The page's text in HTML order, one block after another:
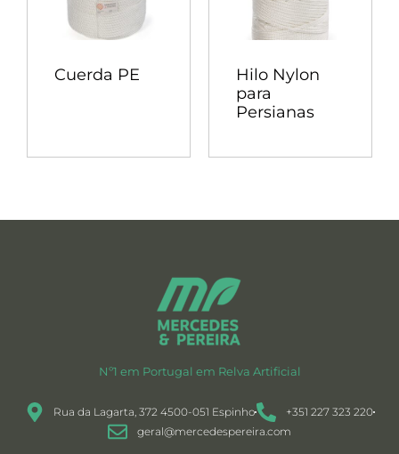
Cuerda PE
Hilo Nylon
para
Persianas
Nº1 em Portugal em Relva Artificial
Rua da Lagarta, 372 4500-051 Espinho
+351 227 323 220
geral@mercedespereira.com